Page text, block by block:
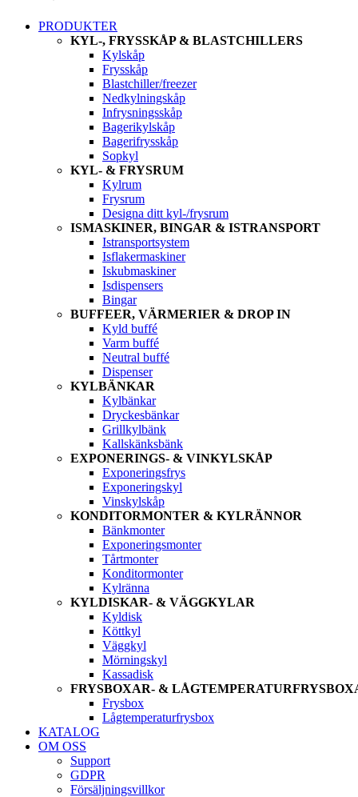
PRODUKTER
KYL-, FRYSSKÅP & BLASTCHILLERS
Kylskåp
Frysskåp
Blastchiller/freezer
Nedkylningskåp
Infrysningsskåp
Bagerikylskåp
Bagerifrysskåp
Sopkyl
KYL- & FRYSRUM
Kylrum
Frysrum
Designa ditt kyl-/frysrum
ISMASKINER, BINGAR & ISTRANSPORT
Istransportsystem
Isflakermaskiner
Iskubmaskiner
Isdispensers
Bingar
BUFFEER, VÄRMERIER & DROP IN
Kyld buffé
Varm buffé
Neutral buffé
Dispenser
KYLBÄNKAR
Kylbänkar
Dryckesbänkar
Grillkylbänk
Kallskänksbänk
EXPONERINGS- & VINKYLSKÅP
Exponeringsfrys
Exponeringskyl
Vinskylskåp
KONDITORMONTER & KYLRÄNNOR
Bänkmonter
Exponeringsmonter
Tårtmonter
Konditormonter
Kylränna
KYLDISKAR- & VÄGGKYLAR
Kyldisk
Köttkyl
Väggkyl
Mörningskyl
Kassadisk
FRYSBOXAR- &
Frysbox
Lågtemperaturfrysbox
KATALOG
OM OSS
Support
GDPR
Försäljningsvillkor